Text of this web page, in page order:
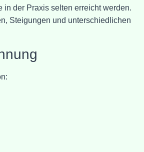
in der Praxis selten erreicht werden.
Steigungen und unterschiedlichen